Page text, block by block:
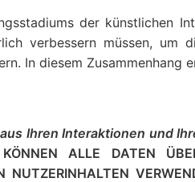
der künstlichen
verbessern müssen, um
In diesem Zusammenhang
Ihren Interaktionen und
ALLE DATEN
NUTZERINHALTEN